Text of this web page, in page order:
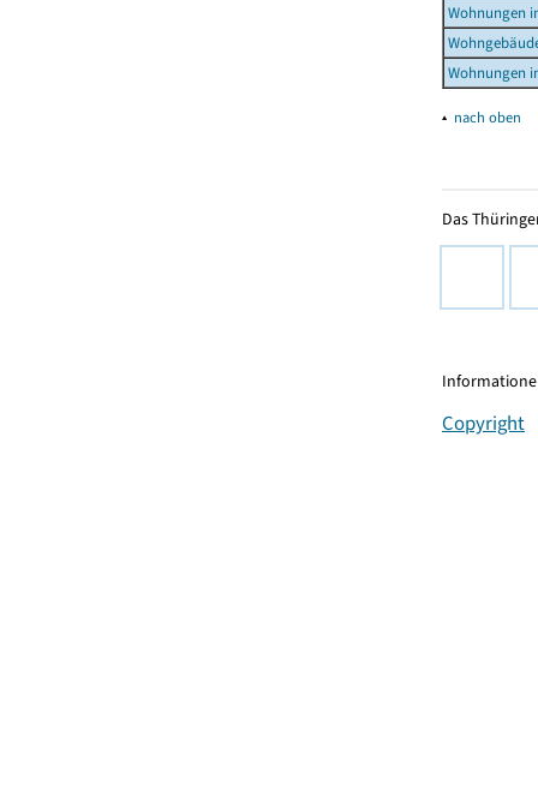
Wohnungen
Wohnungen
▴ nach oben
Das
Copyright